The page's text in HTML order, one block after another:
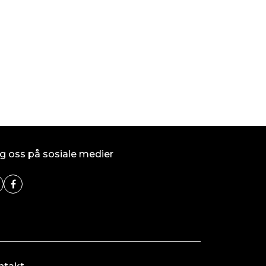
oss på sosiale medier